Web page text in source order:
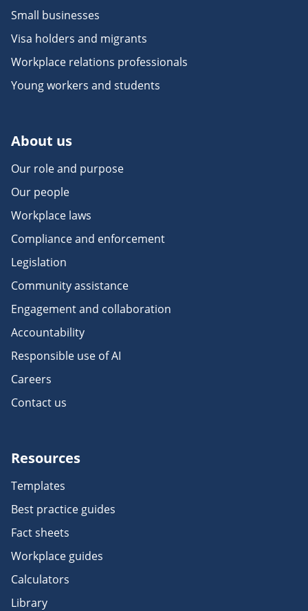
Small businesses
Visa holders and migrants
Workplace relations professionals
Young workers and students
About us
Our role and purpose
Our people
Workplace laws
Compliance and enforcement
Legislation
Community assistance
Engagement and collaboration
Accountability
Responsible use of AI
Careers
Contact us
Resources
Templates
Best practice guides
Fact sheets
Workplace guides
Calculators
Library